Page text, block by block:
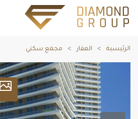
الرئيسية العقار مجمع سكني